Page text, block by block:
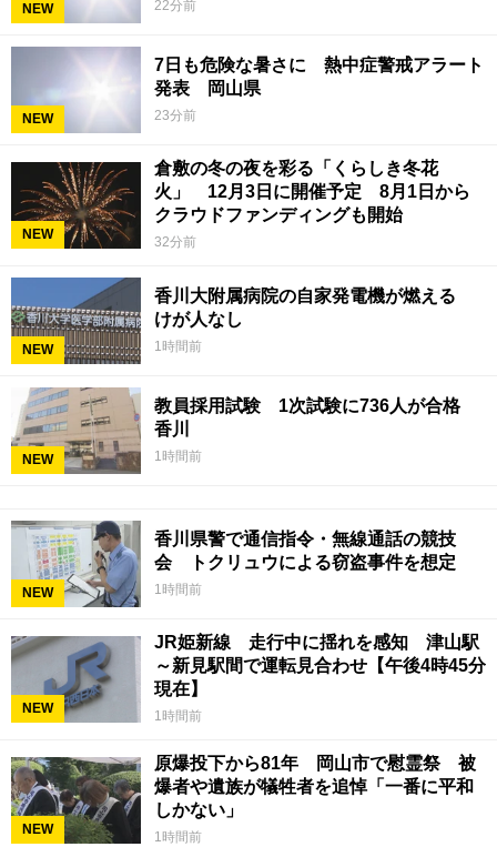
NEW 22分前
NEW
7日も危険な暑さに 熱中症警戒アラート
発表 岡山県
23分前
NEW
倉敷の冬の夜を彩る「くらしき冬花
火」 12月3日に開催予定 8月1日から
クラウドファンディングも開始
32分前
NEW
香川大附属病院の自家発電機が燃える
けが人なし
1時間前
NEW
教員採用試験 1次試験に736人が合格
香川
1時間前
NEW
香川県警で通信指令・無線通話の競技
会 トクリュウによる窃盗事件を想定
1時間前
NEW
JR姫新線 走行中に揺れを感知 津山駅
～新見駅間で運転見合わせ【午後4時45分
現在】
1時間前
NEW
原爆投下から81年 岡山市で慰霊祭 被
爆者や遺族が犠牲者を追悼「一番に平和
しかない」
1時間前